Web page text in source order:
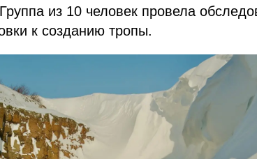
из 10 человек провела
к созданию тропы.